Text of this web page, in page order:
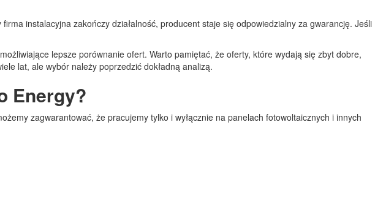
instalacyjna zakończy działalność, producent staje się odpowiedzialny za gwarancję. Jeśli
lepsze porównanie ofert. Warto pamiętać, że oferty, które wydają się zbyt dobre,
lat, ale wybór należy poprzedzić dokładną analizą.
Energy?
zagwarantować, że pracujemy tylko i wyłącznie na panelach fotowoltaicznych i innych